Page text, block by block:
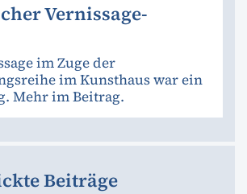
Vernissage-
im Zuge der
im Kunsthaus war ein
Mehr im Beitrag.
Beiträge